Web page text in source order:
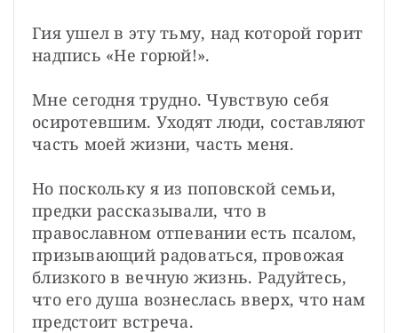
Гия ушел в эту тьму, над которой горит
надпись «Не горюй!».
Мне сегодня трудно. Чувствую себя
осиротевшим. Уходят люди, составляют
часть моей жизни, часть меня.
Но поскольку я из поповской семьи,
предки рассказывали, что в
православном отпевании есть псалом,
призывающий радоваться, провожая
близкого в вечную жизнь. Радуйтесь,
что его душа вознеслась вверх, что нам
предстоит встреча.